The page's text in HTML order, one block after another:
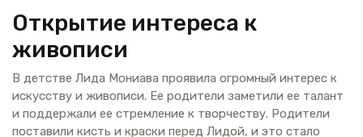
Открытие интереса к
живописи
В детстве Лида Мониава проявила огромный интерес к
искусству и живописи. Ее родители заметили ее талант
и поддержали ее стремление к творчеству. Родители
поставили кисть и краски перед Лидой, и это стало